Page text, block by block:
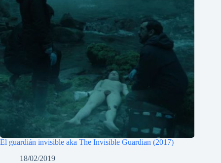
El guardián invisible aka The Invisible Guardian (2017)
18/02/2019